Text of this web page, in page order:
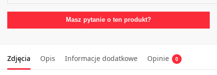
Masz pytanie o ten produkt?
Zdjęcia Opis Informacje dodatkowe Opinie 0